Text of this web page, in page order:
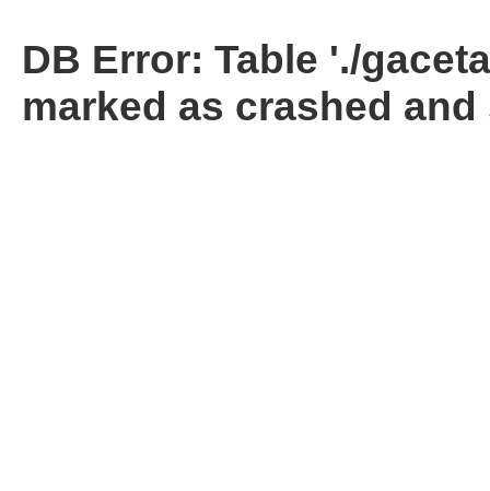
DB Error: Table './
marked as crashed